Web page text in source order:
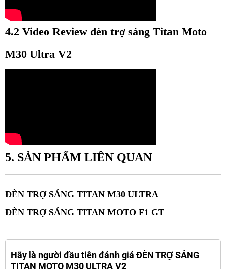
4.2 Video Review đèn trợ sáng Titan Moto
M30 Ultra V2
5. SẢN PHẨM LIÊN QUAN
ĐÈN TRỢ SÁNG TITAN M30 ULTRA
ĐÈN TRỢ SÁNG TITAN MOTO F1 GT
Hãy là người đầu tiên đánh giá ĐÈN TRỢ SÁNG
TITAN MOTO M30 ULTRA V2